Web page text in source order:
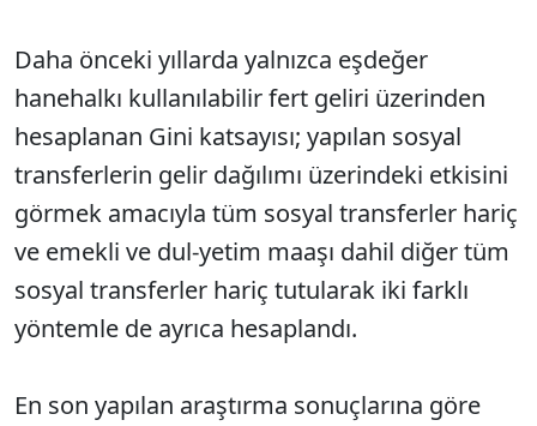
Daha önceki yıllarda yalnızca eşdeğer
hanehalkı kullanılabilir fert geliri üzerinden
hesaplanan Gini katsayısı; yapılan sosyal
transferlerin gelir dağılımı üzerindeki etkisini
görmek amacıyla tüm sosyal transferler hariç
ve emekli ve dul-yetim maaşı dahil diğer tüm
sosyal transferler hariç tutularak iki farklı
yöntemle de ayrıca hesaplandı.
En son yapılan araştırma sonuçlarına göre